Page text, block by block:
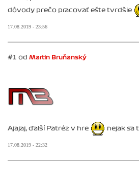
dôvody prečo pracovať ešte tvrdšie
17.08.2019 - 23:56
#1 od Martin Bruňanský
Ajajaj, ďalší Patréz v hre nejak sa
17.08.2019 - 22:32